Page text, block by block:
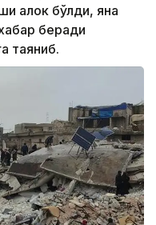
ҳалок бўлди, яна
беради
таяниб.